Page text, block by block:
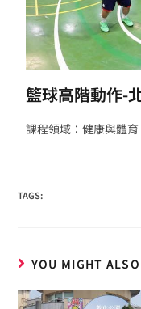
籃球高階動作-
課程領域：健康與體育
TAGS:
YOU MIGHT